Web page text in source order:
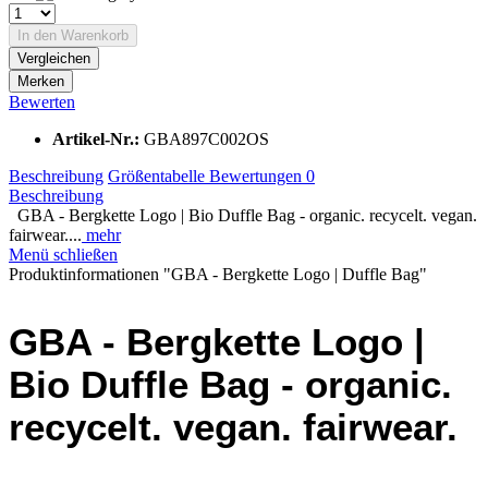
In den Warenkorb
Vergleichen
Merken
Bewerten
Artikel-Nr.: GBA897C002OS
Beschreibung Größentabelle Bewertungen 0
Beschreibung
GBA - Bergkette Logo | Bio Duffle Bag - organic. recycelt. vegan.
fairwear.... mehr
Menü schließen
Produktinformationen "GBA - Bergkette Logo | Duffle Bag"
GBA - Bergkette Logo |
Bio Duffle Bag - organic.
recycelt. vegan. fairwear.